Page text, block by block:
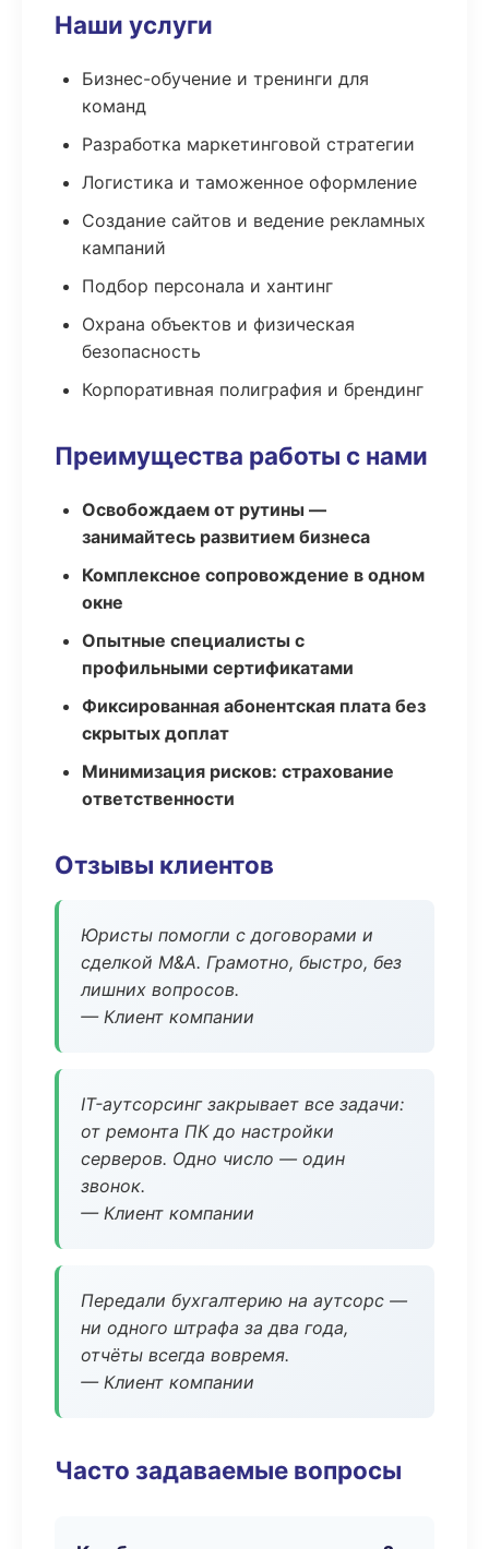
Наши услуги
Бизнес-обучение и тренинги для
команд
Разработка маркетинговой стратегии
Логистика и таможенное оформление
Создание сайтов и ведение рекламных
кампаний
Подбор персонала и хантинг
Охрана объектов и физическая
безопасность
Корпоративная полиграфия и брендинг
Преимущества работы с нами
Освобождаем от рутины —
занимайтесь развитием бизнеса
Комплексное сопровождение в одном
окне
Опытные специалисты с
профильными сертификатами
Фиксированная абонентская плата без
скрытых доплат
Минимизация рисков: страхование
ответственности
Отзывы клиентов
Юристы помогли с договорами и
сделкой M&A. Грамотно, быстро, без
лишних вопросов.
— Клиент компании
IT-аутсорсинг закрывает все задачи:
от ремонта ПК до настройки
серверов. Одно число — один
звонок.
— Клиент компании
Передали бухгалтерию на аутсорс —
ни одного штрафа за два года,
отчёты всегда вовремя.
— Клиент компании
Часто задаваемые вопросы